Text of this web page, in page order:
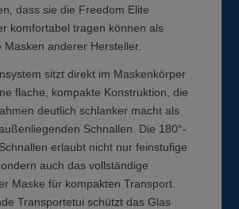
dass sie die Freedom Elite
komfortabel tragen können als
Masken anderer Hersteller.
sitzt direkt im Maskenkörper
flache, kompakte Konstruktion, die
deutlich schlanker macht als
Schnallen. Die 180°-
erlaubt nicht nur feinstufige
auch das vollständige
Maske für kompakten Transport.
Transportetui schützt das Glas